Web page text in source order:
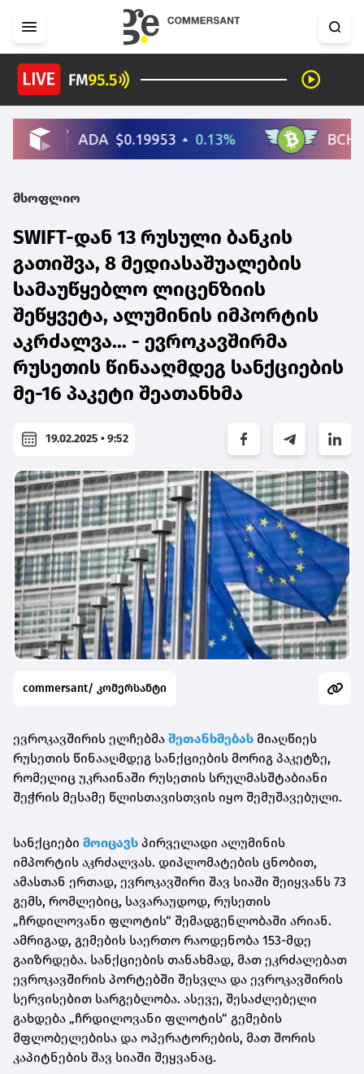
მსოფლიო
SWIFT-დან 13 რუსული ბანკის
გათიშვა, 8 მედიასაშუალების
სამაუწყებლო ლიცენზიის
შეწყვეტა, ალუმინის იმპორტის
აკრძალვა... - ევროკავშირმა
რუსეთის წინააღმდეგ სანქციების
მე-16 პაკეტი შეათანხმა
19.02.2025 • 9:52
commersant/ კომერსანტი
ევროკავშირის ელჩებმა შეთანხმებას მიაღწიეს
რუსეთის წინააღმდეგ სანქციების მორიგ პაკეტზე,
რომელიც უკრაინაში რუსეთის სრულმასშტაბიანი
შეჭრის მესამე წლისთავისთვის იყო შემუშავებული.
სანქციები მოიცავს პირველადი ალუმინის
იმპორტის აკრძალვას. დიპლომატების ცნობით,
ამასთან ერთად, ევროკავშირი შავ სიაში შეიყვანს 73
გემს, რომლებიც, სავარაუდოდ, რუსეთის
„ჩრდილოვანი ფლოტის“ შემადგენლობაში არიან.
ამრიგად, გემების საერთო რაოდენობა 153-მდე
გაიზრდება. სანქციების თანახმად, მათ ეკრძალებათ
ევროკავშირის პორტებში შესვლა და ევროკავშირის
სერვისებით სარგებლობა. ასევე, შესაძლებელი
გახდება „ჩრდილოვანი ფლოტის“ გემების
მფლობელებისა და ოპერატორების, მათ შორის
კაპიტნების შავ სიაში შეყვანაც.